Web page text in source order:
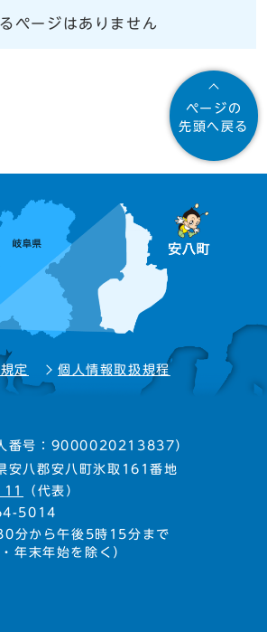
ページはありません
ページの
先頭へ戻る
定 個人情報取扱規程
人番号：9000020213837）
八郡安八町氷取161番地
（代表）
5014
分から午後5時15分まで
年末年始を除く）